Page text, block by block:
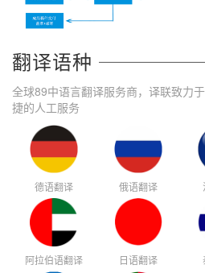
翻译语种
全球89中语言翻译服务商，译联致力
捷的人工服务
德语翻译 俄语翻译
阿拉伯语翻译 日语翻译